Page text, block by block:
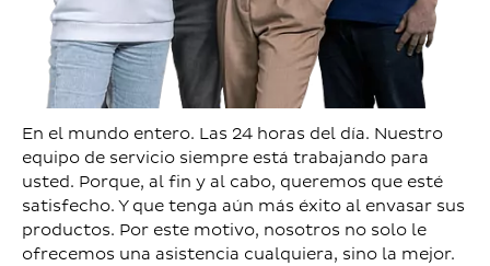
En el mundo entero. Las 24 horas del día. Nuestro
equipo de servicio siempre está trabajando para
usted. Porque, al fin y al cabo, queremos que esté
satisfecho. Y que tenga aún más éxito al envasar sus
productos. Por este motivo, nosotros no solo le
ofrecemos una asistencia cualquiera, sino la mejor.